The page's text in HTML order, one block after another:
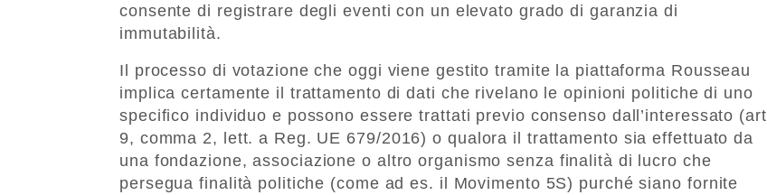
consente di registrare degli eventi con un elevato grado di garanzia di
immutabilità.
Il processo di votazione che oggi viene gestito tramite la piattaforma Rousseau
implica certamente il trattamento di dati che rivelano le opinioni politiche di uno
specifico individuo e possono essere trattati previo consenso dall’interessato (art
9, comma 2, lett. a Reg. UE 679/2016) o qualora il trattamento sia effettuato da
una fondazione, associazione o altro organismo senza finalità di lucro che
persegua finalità politiche (come ad es. il Movimento 5S) purché siano fornite